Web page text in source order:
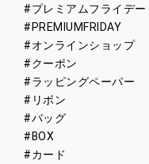
#プレミアムフライデー
#PREMIUMFRIDAY
#オンラインショップ
#クーポン
#ラッピングペーパー
# リボン
#バッグ
#BOX
#カード